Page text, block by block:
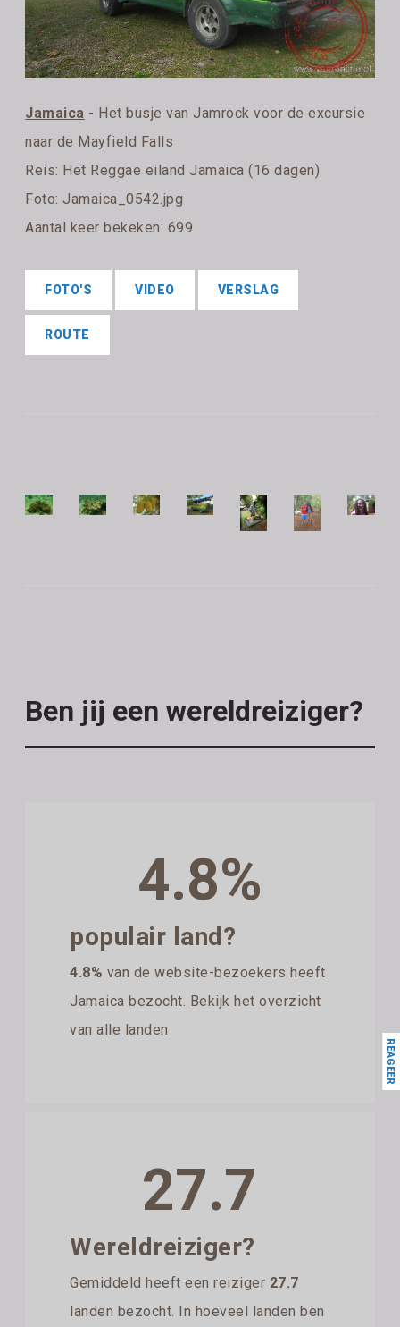
Jamaica - Het busje van Jamrock voor de excursie
naar de Mayfield Falls
Reis: Het Reggae eiland Jamaica (16 dagen)
Foto: Jamaica_0542.jpg
Aantal keer bekeken: 699
FOTO'S VIDEO VERSLAG
ROUTE
Ben jij een wereldreiziger?
4.8%
populair land?
4.8% van de website-bezoekers heeft
Jamaica bezocht. Bekijk het overzicht
van alle landen
27.7
Wereldreiziger?
Gemiddeld heeft een reiziger 27.7
landen bezocht. In hoeveel landen ben
REAGEER